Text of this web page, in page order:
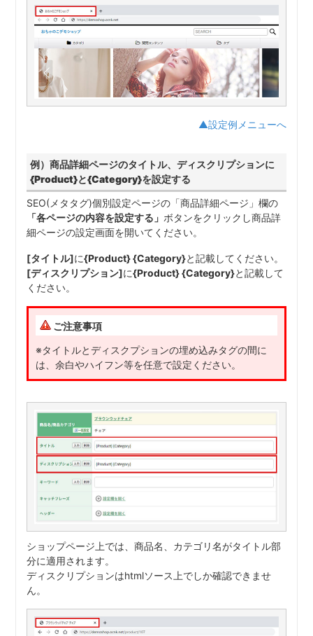
▲設定例メニューへ
例）商品詳細ページのタイトル、ディスクリプションに
{Product}と{Category}を設定する
SEO(メタタグ)個別設定ページの「商品詳細ページ」欄の
「各ページの内容を設定する」 ボタンをクリックし商品詳
細ページの設定画面を開いてください。
[タイトル]に{Product} {Category}と記載してください。
[ディスクリプション]に{Product} {Category}と記載して
ください。
ご注意事項
※タイトルとディスクプションの埋め込みタグの間に
は、余白やハイフン等を任意で設定ください。
ショップページ上では、商品名、カテゴリ名がタイトル部
分に適用されます。
ディスクリプションはhtmlソース上でしか確認できませ
ん。